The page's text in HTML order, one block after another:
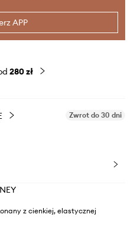
APP
280 zł
Zwrot do 30 dni
z cienkiej, elastycznej